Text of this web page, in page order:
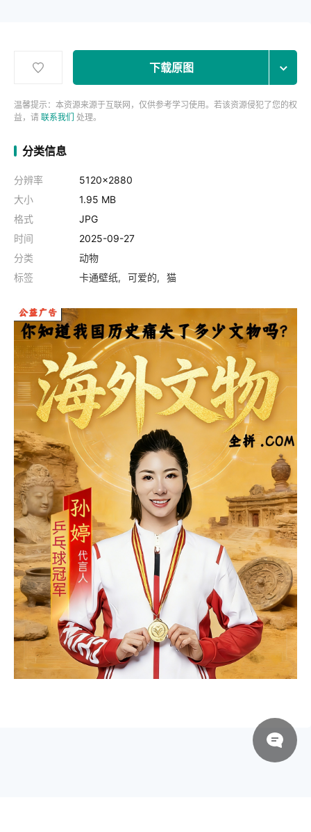
下载原图
温馨提示：本资源来源于互联网，仅供参考学习使用。若该资源侵犯了您的权
益，请 联系我们 处理。
分类信息
分辨率
5120x2880
大小
1.95 MB
格式
JPG
时间
2025-09-27
分类
动物
标签
卡通壁纸 可爱的 猫